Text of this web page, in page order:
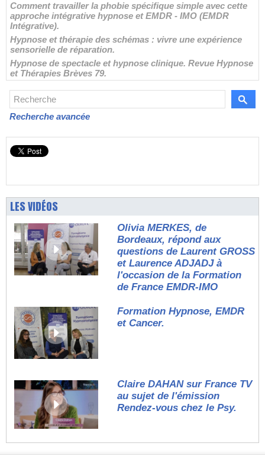
Comment travailler la phobie spécifique simple avec cette
approche intégrative hypnose et EMDR - IMO (EMDR
Intégrative).
Hypnose et thérapie des schémas : vivre une expérience
sensorielle de réparation.
Hypnose de spectacle et hypnose clinique. Revue Hypnose
et Thérapies Brèves 79.
Recherche avancée
LES VIDÉOS
Olivia MERKES, de
Bordeaux, répond aux
questions de Laurent GROSS
et Laurence ADJADJ à
l'occasion de la Formation
de France EMDR-IMO
Formation Hypnose, EMDR
et Cancer.
Claire DAHAN sur France TV
au sujet de l'émission
Rendez-vous chez le Psy.